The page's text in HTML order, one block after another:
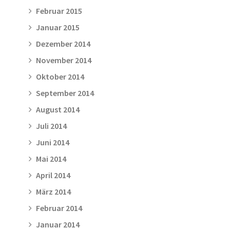
Februar 2015
Januar 2015
Dezember 2014
November 2014
Oktober 2014
September 2014
August 2014
Juli 2014
Juni 2014
Mai 2014
April 2014
März 2014
Februar 2014
Januar 2014